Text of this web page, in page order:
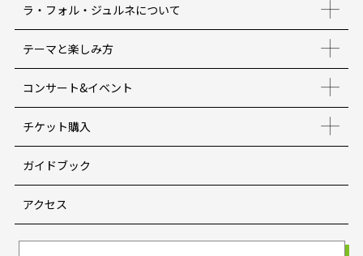
ラ・フォル・ジュルネについて
テーマと楽しみ方
コンサート&イベント
チケット購入
ガイドブック
アクセス